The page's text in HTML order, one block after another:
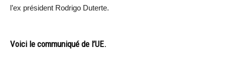
l’ex président Rodrigo Duterte.
Voici le communiqué de l’UE.